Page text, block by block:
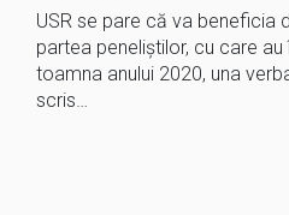
USR se pare că va beneficia
partea peneliștilor, cu care
toamna anului 2020, una
scris…